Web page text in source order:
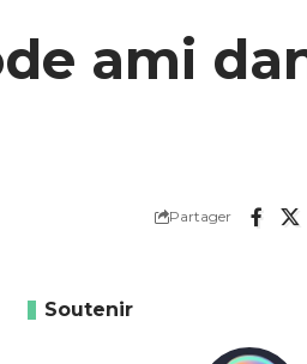
ami
Partager
Soutenir